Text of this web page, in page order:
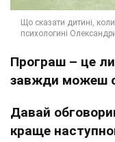
Програш – це
завжди можеш
Давай
краще